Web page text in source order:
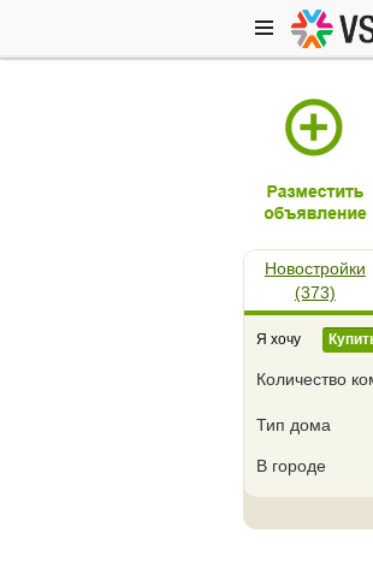
Новостройки
(373)
Я хочу
Количество
Тип дома
В городе